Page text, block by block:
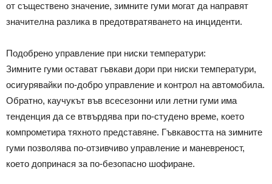
от съществено значение, зимните гуми могат да направят
значителна разлика в предотвратяването на инциденти.
Подобрено управление при ниски температури:
Зимните гуми остават гъвкави дори при ниски температури,
осигурявайки по-добро управление и контрол на автомобила.
Обратно, каучукът във всесезонни или летни гуми има
тенденция да се втвърдява при по-студено време, което
компрометира тяхното представяне. Гъвкавостта на зимните
гуми позволява по-отзивчиво управление и маневреност,
което допринася за по-безопасно шофиране.